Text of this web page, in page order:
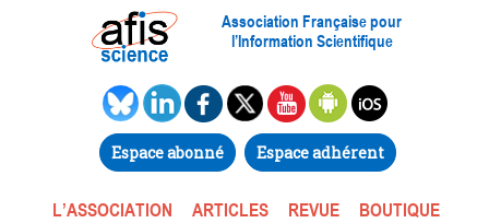
Association Française pour
l’Information Scientifique
Espace abonné Espace adhérent
L’ASSOCIATION ARTICLES REVUE
BOUTIQUE